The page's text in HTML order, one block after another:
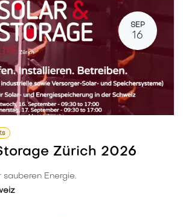
SEP
16
Zürich 2026
sauberen Energie.